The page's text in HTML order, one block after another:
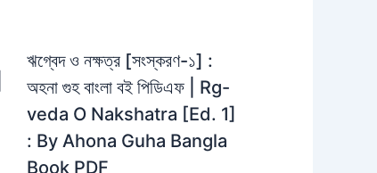
ঋগ্বেদ ও নক্ষত্র [সংস্করণ-১] :
অহনা গুহ বাংলা বই পিডিএফ | Rg-
veda O Nakshatra [Ed. 1]
: By Ahona Guha Bangla
Book PDF